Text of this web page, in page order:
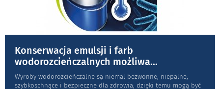
Konserwacja emulsji i farb
wodorozcieńczalnych możliwa...
Wyroby wodorozcieńczalne są niemal bezwonne, niepalne,
szybkoschnące i bezpieczne dla zdrowia, dzięki temu mogą być